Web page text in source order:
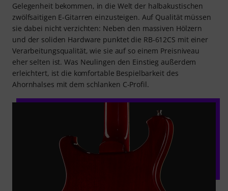
Gelegenheit bekommen, in die Welt der halbakustischen
zwölfsaitigen E-Gitarren einzusteigen. Auf Qualität müssen
sie dabei nicht verzichten: Neben den massiven Hölzern
und der soliden Hardware punktet die RB-612CS mit einer
Verarbeitungsqualität, wie sie auf so einem Preisniveau
eher selten ist. Was Neulingen den Einstieg außerdem
erleichtert, ist die komfortable Bespielbarkeit des
Ahornhalses mit dem schlanken C-Profil.